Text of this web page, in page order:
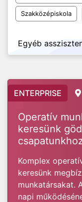
Szakközépiskola
Egyéb
ENTERPRISE
Operatív
keresünk
Komplex
keresünk
munkatársakat.
napi